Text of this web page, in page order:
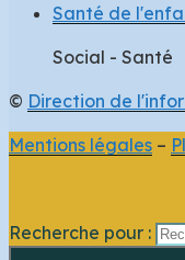
Santé de
Social - Santé
© Direction de
Mentions légales –
Recherche pour :